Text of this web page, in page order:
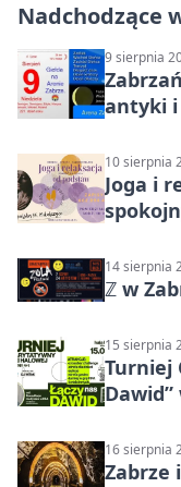
Nadchodzące
9 sierpnia
antyki i
10 sierpnia
Joga i
14 sierpnia
ℤ w
15 sierpnia
Turniej
Dawid”
16 sierpnia
Zabrze